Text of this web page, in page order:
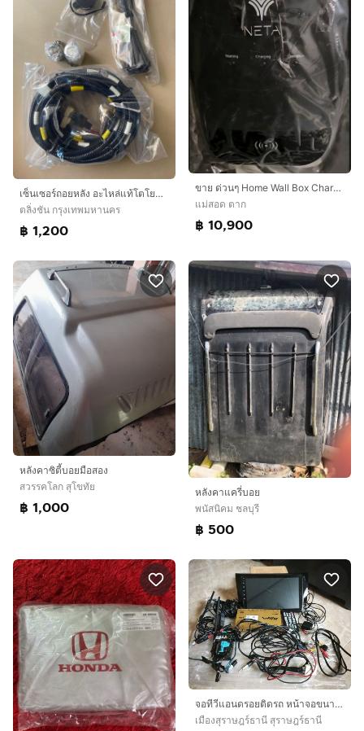
เซ็นเซอร์ถอยหลัง อะไหล่แท้โตโยต้า 100 เปอร์เซ็นต์ มือหนึ่ง
ตลิ่งชัน กรุงเทพมหานคร
฿ 1,200
ขาย ด่วนๆ Home Wall Box Charger EV Brand. NETA (หัวชาร์จ AC Type 2) Fast Charge 22 kw
แม่สอด ตาก
฿ 10,900
หลังคาซิตี้บอยมือสอง
สวรรคโลก สุโขทัย
฿ 1,000
หลังคาแครี่บอย
พนัสนิคม ชลบุรี
฿ 500
จอทีวีแอนดรอยติดรถ หน้าจอขนาด 10 นิ้ว
เมืองสุราษฎร์ธานี สุราษฎร์ธานี